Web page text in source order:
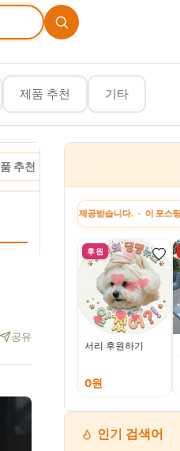
제품 추천 기타
추천 유
공유
받습니다. · 이 포스팅은 네이버 쇼핑 커
후원
서리 후원하기
0원
인기 검색어